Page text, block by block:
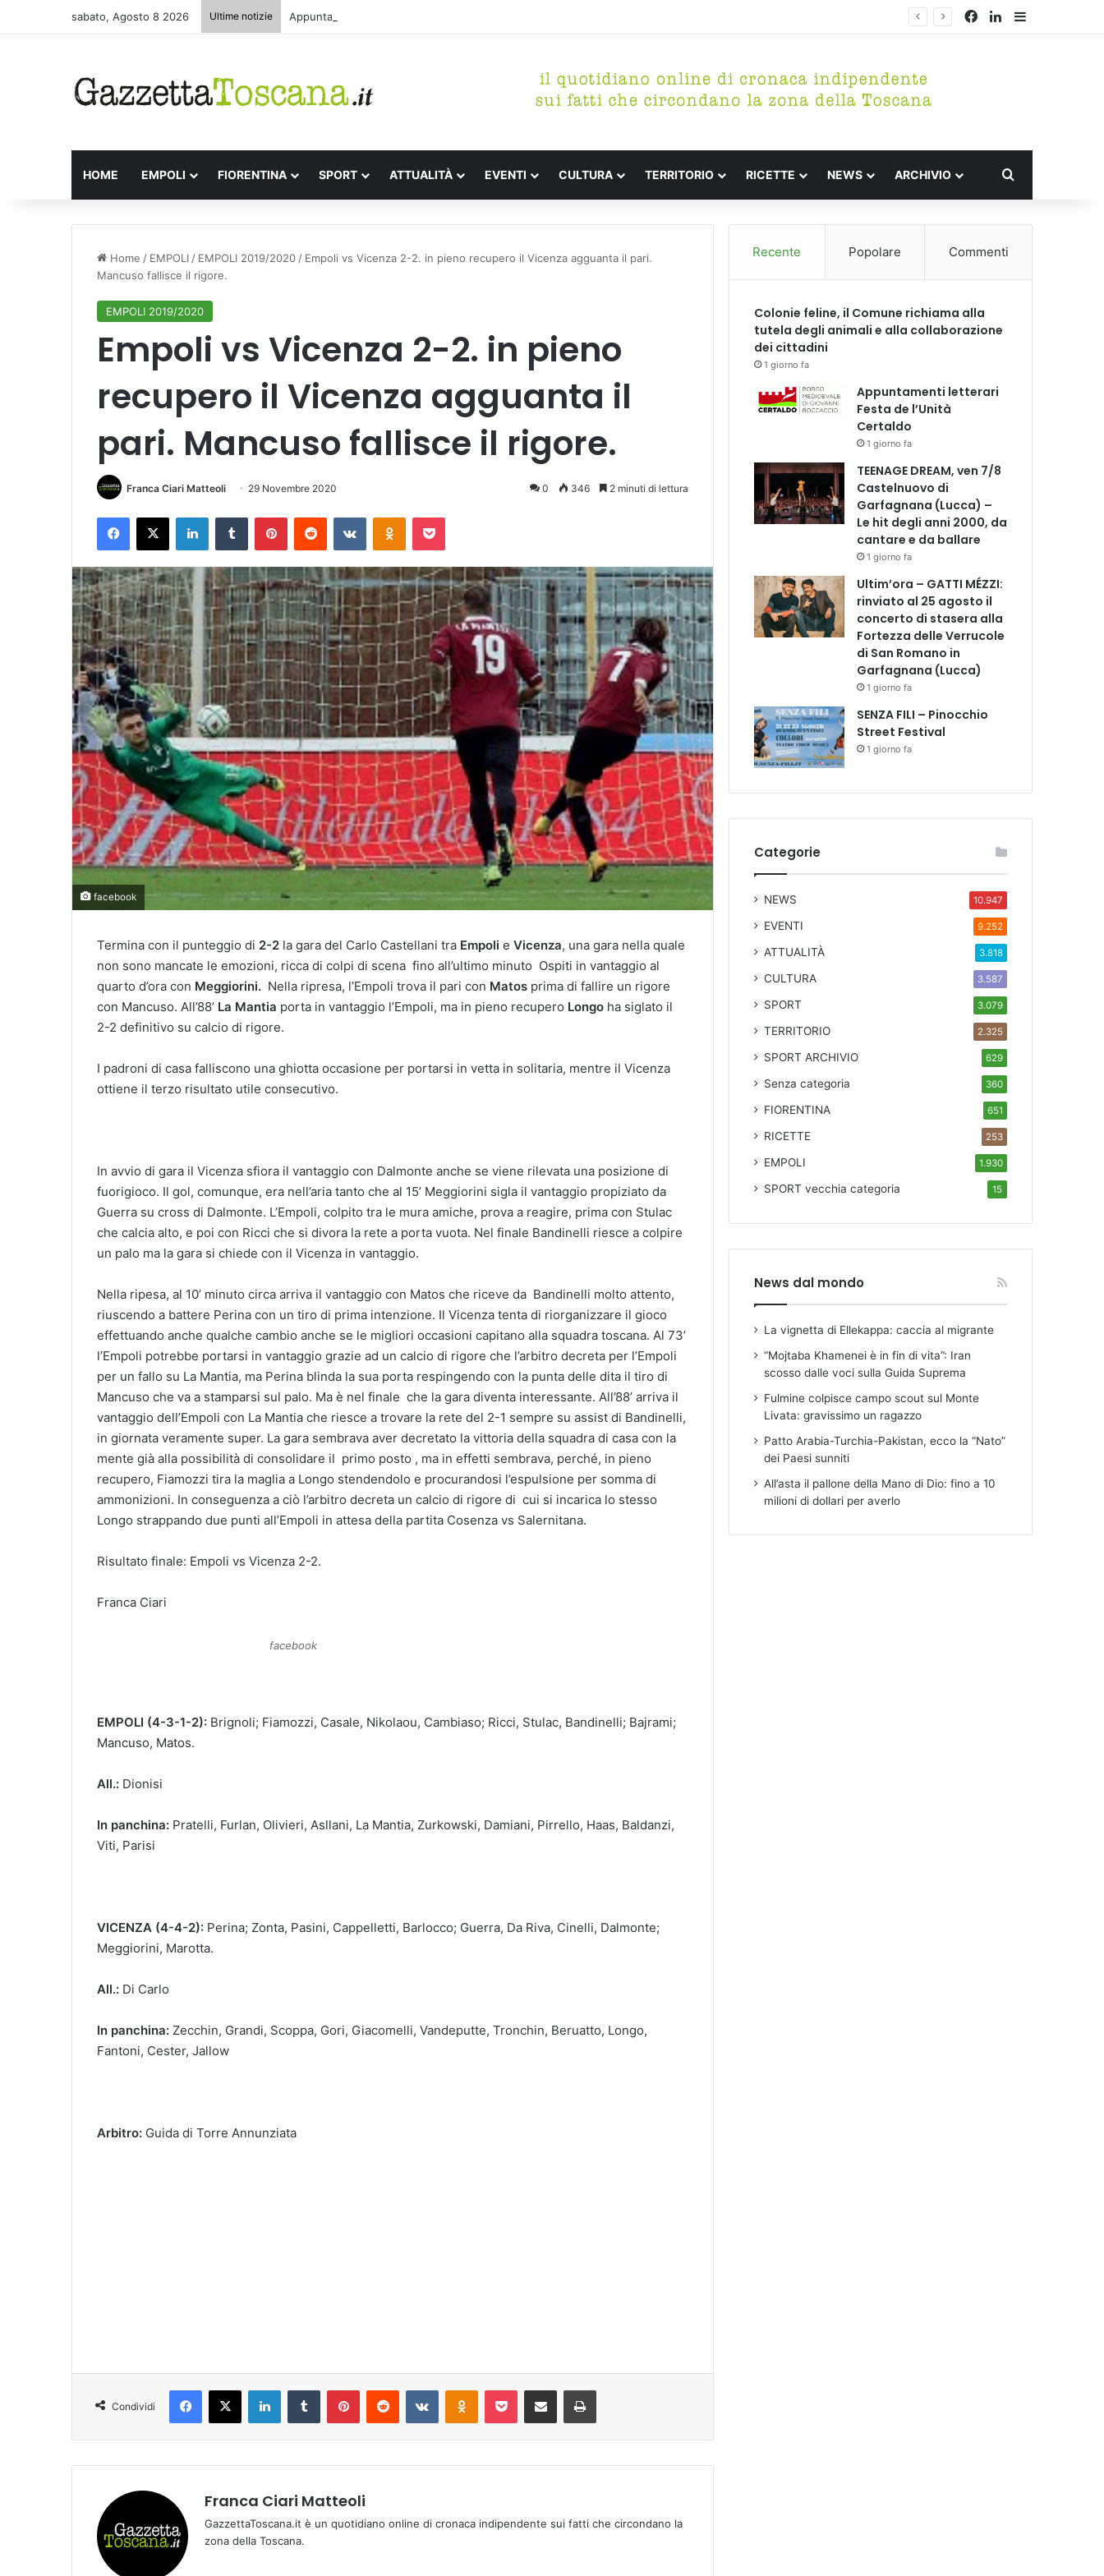
sabato, Agosto 8 2026 Ultime notizie Appuntamenti letterari Festa de l’Unità Certaldo Facebook
LinkedIn
HOME EMPOLI FIORENTINA SPORT ATTUALITÀ EVENTI CULTURA TERRITORIO RICETTE NEWS ARCHIVIO
Home / EMPOLI / EMPOLI 2019/2020 / Empoli vs Vicenza 2-2. in pieno recupero il Vicenza agguanta il pari.
Mancuso fallisce il rigore.
EMPOLI 2019/2020
Empoli vs Vicenza 2-2. in pieno
recupero il Vicenza agguanta il
pari. Mancuso fallisce il rigore.
Franca Ciari Matteoli 29 Novembre 2020 0 346 2 minuti di lettura
facebook
Termina con il punteggio di 2-2 la gara del Carlo Castellani tra Empoli e Vicenza, una gara nella quale
non sono mancate le emozioni, ricca di colpi di scena fino all’ultimo minuto Ospiti in vantaggio al
quarto d’ora con Meggiorini. Nella ripresa, l’Empoli trova il pari con Matos prima di fallire un rigore
con Mancuso. All’88’ La Mantia porta in vantaggio l’Empoli, ma in pieno recupero Longo ha siglato il
2-2 definitivo su calcio di rigore.
I padroni di casa falliscono una ghiotta occasione per portarsi in vetta in solitaria, mentre il Vicenza
ottiene il terzo risultato utile consecutivo.
In avvio di gara il Vicenza sfiora il vantaggio con Dalmonte anche se viene rilevata una posizione di
fuorigioco. Il gol, comunque, era nell’aria tanto che al 15’ Meggiorini sigla il vantaggio propiziato da
Guerra su cross di Dalmonte. L’Empoli, colpito tra le mura amiche, prova a reagire, prima con Stulac
che calcia alto, e poi con Ricci che si divora la rete a porta vuota. Nel finale Bandinelli riesce a colpire
un palo ma la gara si chiede con il Vicenza in vantaggio.
Nella ripesa, al 10’ minuto circa arriva il vantaggio con Matos che riceve da Bandinelli molto attento,
riuscendo a battere Perina con un tiro di prima intenzione. Il Vicenza tenta di riorganizzare il gioco
effettuando anche qualche cambio anche se le migliori occasioni capitano alla squadra toscana. Al 73’
l’Empoli potrebbe portarsi in vantaggio grazie ad un calcio di rigore che l’arbitro decreta per l’Empoli
per un fallo su La Mantia, ma Perina blinda la sua porta respingendo con la punta delle dita il tiro di
Mancuso che va a stamparsi sul palo. Ma è nel finale che la gara diventa interessante. All’88’ arriva il
vantaggio dell’Empoli con La Mantia che riesce a trovare la rete del 2-1 sempre su assist di Bandinelli,
in giornata veramente super. La gara sembrava aver decretato la vittoria della squadra di casa con la
mente già alla possibilità di consolidare il primo posto , ma in effetti sembrava, perché, in pieno
recupero, Fiamozzi tira la maglia a Longo stendendolo e procurandosi l’espulsione per somma di
ammonizioni. In conseguenza a ciò l’arbitro decreta un calcio di rigore di cui si incarica lo stesso
Longo strappando due punti all’Empoli in attesa della partita Cosenza vs Salernitana.
Risultato finale: Empoli vs Vicenza 2-2.
Franca Ciari
facebook
EMPOLI (4-3-1-2): Brignoli; Fiamozzi, Casale, Nikolaou, Cambiaso; Ricci, Stulac, Bandinelli; Bajrami;
Mancuso, Matos.
All.: Dionisi
In panchina: Pratelli, Furlan, Olivieri, Asllani, La Mantia, Zurkowski, Damiani, Pirrello, Haas, Baldanzi,
Viti, Parisi
VICENZA (4-4-2): Perina; Zonta, Pasini, Cappelletti, Barlocco; Guerra, Da Riva, Cinelli, Dalmonte;
Meggiorini, Marotta.
All.: Di Carlo
In panchina: Zecchin, Grandi, Scoppa, Gori, Giacomelli, Vandeputte, Tronchin, Beruatto, Longo,
Fantoni, Cester, Jallow
Arbitro: Guida di Torre Annunziata
Condividi
Franca Ciari Matteoli
GazzettaToscana.it è un quotidiano online di cronaca indipendente sui fatti che circondano la
zona della Toscana.
Recente Popolare Commenti
Colonie feline, il Comune richiama alla
tutela degli animali e alla collaborazione
dei cittadini
1 giorno fa
Appuntamenti letterari
Festa de l’Unità
Certaldo
1 giorno fa
TEENAGE DREAM, ven 7/8
Castelnuovo di
Garfagnana (Lucca) –
Le hit degli anni 2000, da
cantare e da ballare
1 giorno fa
Ultim’ora – GATTI MÉZZI:
rinviato al 25 agosto il
concerto di stasera alla
Fortezza delle Verrucole
di San Romano in
Garfagnana (Lucca)
1 giorno fa
SENZA FILI – Pinocchio
Street Festival
1 giorno fa
Categorie
NEWS 10.947
EVENTI 9.252
ATTUALITÀ 3.818
CULTURA 3.587
SPORT 3.079
TERRITORIO 2.325
SPORT ARCHIVIO 629
Senza categoria 360
FIORENTINA 651
RICETTE 253
EMPOLI 1.930
SPORTvecchia categoria 15
News dal mondo
La vignetta di Ellekappa: caccia al migrante
“Mojtaba Khamenei è in fin di vita”: Iran
scosso dalle voci sulla Guida Suprema
Fulmine colpisce campo scout sul Monte
Livata: gravissimo un ragazzo
Patto Arabia-Turchia-Pakistan, ecco la “Nato”
dei Paesi sunniti
All’asta il pallone della Mano di Dio: fino a 10
milioni di dollari per averlo